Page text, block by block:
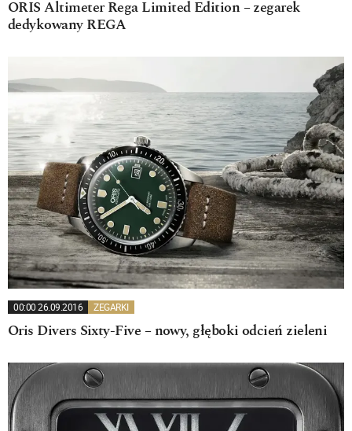
ORIS Altimeter Rega Limited Edition – zegarek
dedykowany REGA
00:00 26.09.2016 ZEGARKI
Oris Divers Sixty-Five – nowy, głęboki odcień zieleni